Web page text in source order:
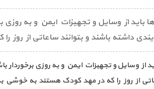
باید از وسایل و تجهیزات ایمن و به
داشته باشند و بتوانند ساعاتی از روز
از وسایل و تجهیزات ایمن و به روزی
از روز را که در مهد کودک هستند به خوشی